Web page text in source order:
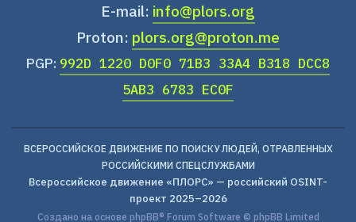
E-mail: info@plors.org
Proton: plors.org@proton.me
PGP: 992D 1220 D0F0 71B3 33A4 B318 DCC8
5AB3 6783 EC0F
ВСЕРОССИЙСКОЕ ДВИЖЕНИЕ ПО ПОИСКУ ЛЮДЕЙ, ОТРАВЛЕННЫХ
РОССИЙСКИМИ СПЕЦСЛУЖБАМИ
Всероссийское движение «ПЛОРС» — российский OSINT-
проект 2025–2026
Создано на основе phpBB® Forum Software © phpBB Limited